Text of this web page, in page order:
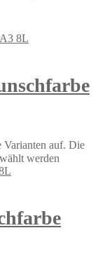
Varianten auf. Die
werden